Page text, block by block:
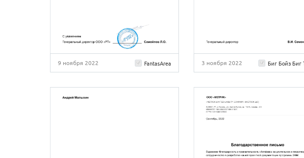
9 ноября 2022 FantasArea 3 ноября 2022 Биг Бойз Биг